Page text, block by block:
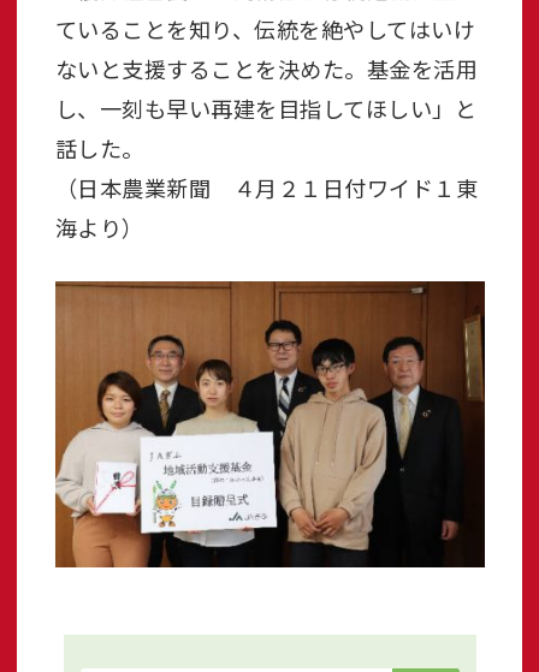
ていることを知り、伝統を絶やしてはいけ
ないと支援することを決めた。基金を活用
し、一刻も早い再建を目指してほしい」と
話した。
（日本農業新聞 ４月２１日付ワイド１東
海より）